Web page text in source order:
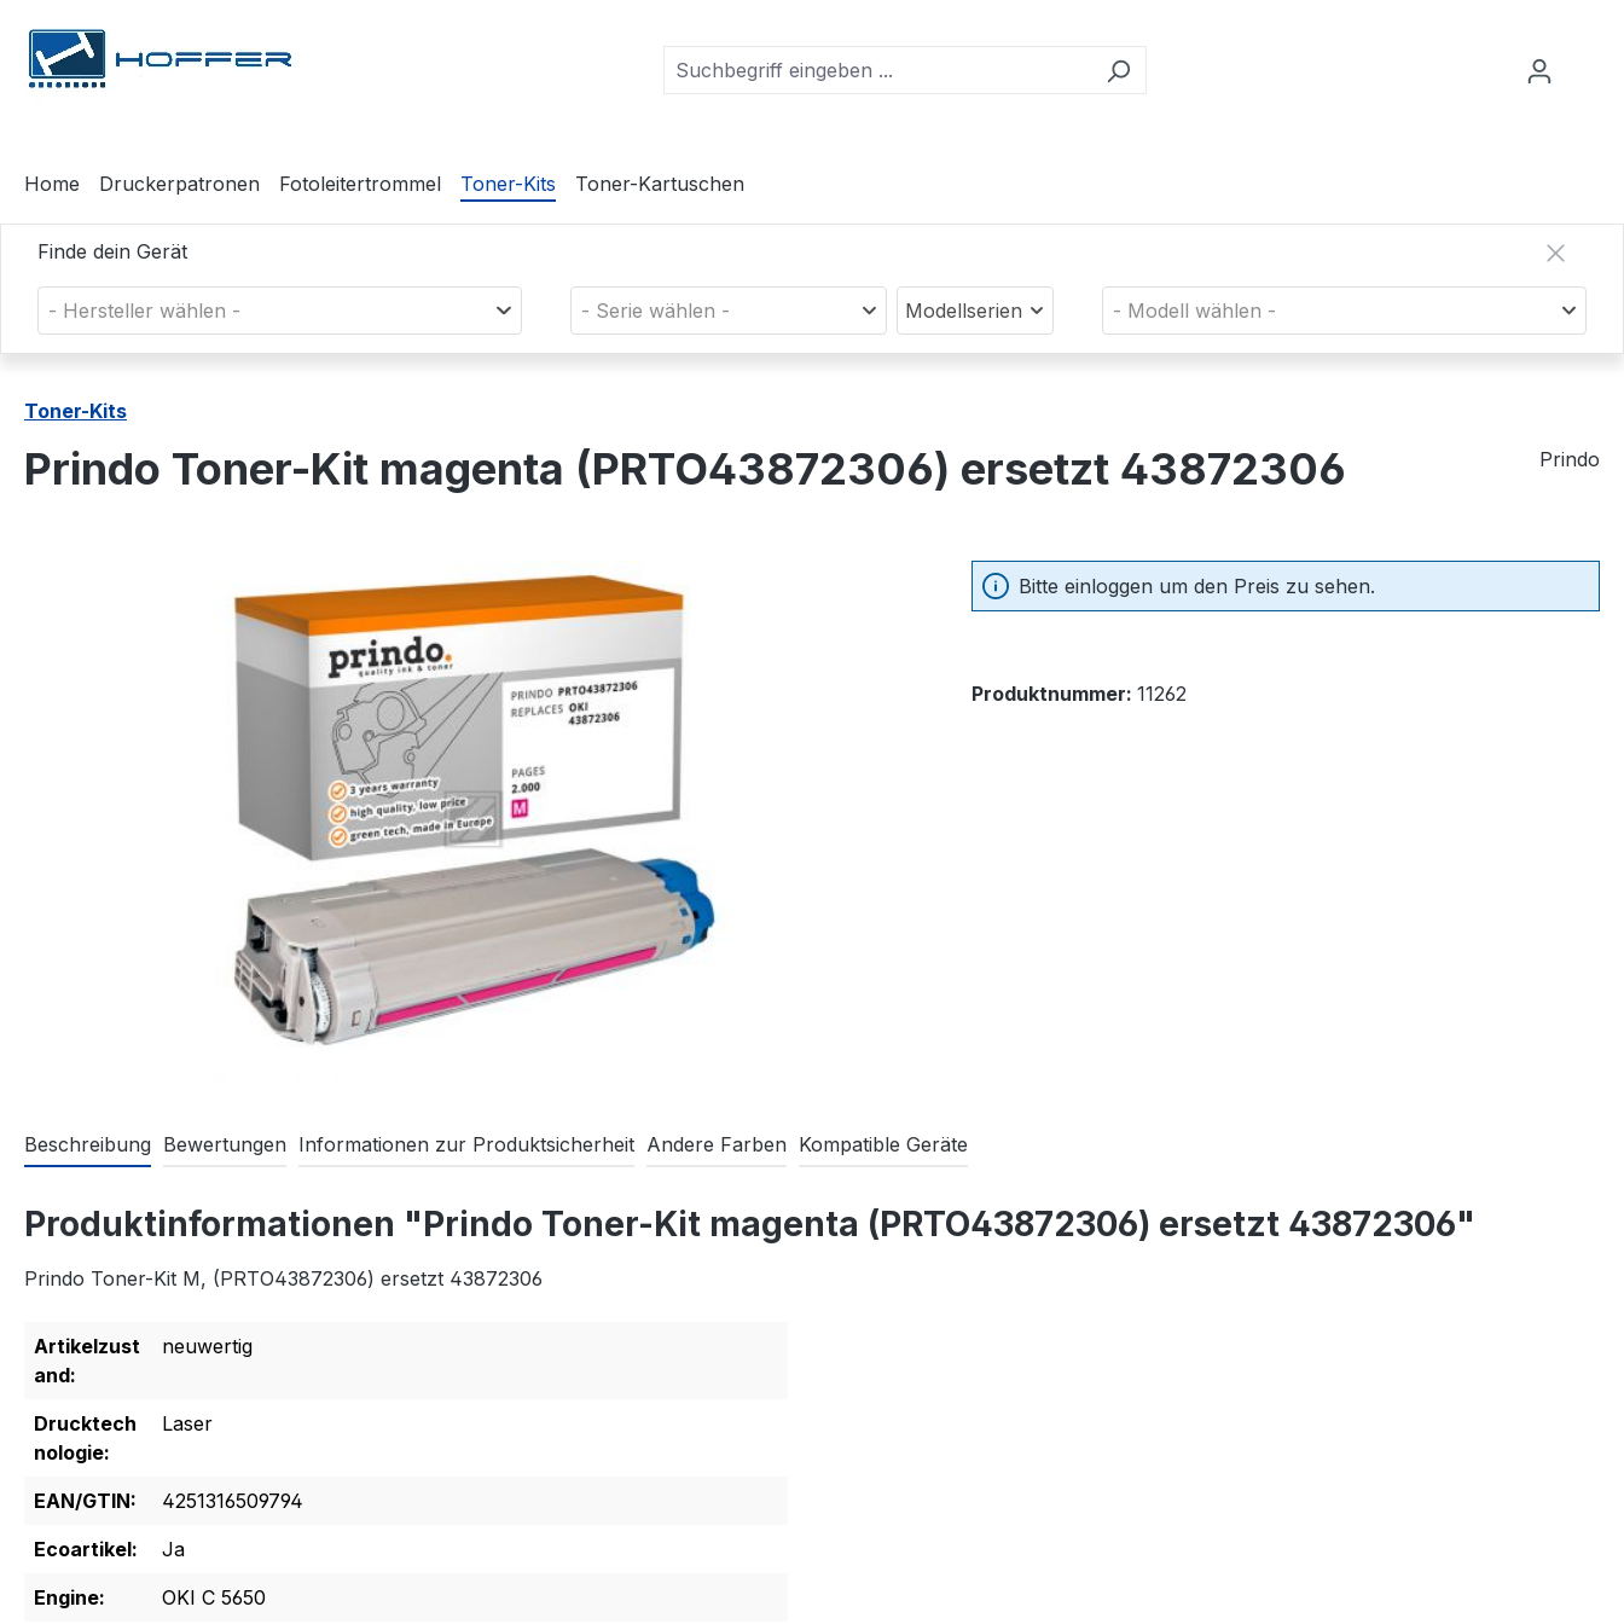
Hauptinhalt springen
Zur Suche springen
Zur Hauptnavigation springen
Home Druckerpatronen Fotoleitertrommel Toner-Kits Toner-Kartuschen
Finde dein Gerät
- Hersteller wählen - - Serie wählen - Modellserien - Modell wählen -
Toner-Kits
Prindo Toner-Kit magenta (PRTO43872306) ersetzt 43872306 Prindo
Bitte einloggen um den Preis zu sehen.
Produktnummer: 11262
Beschreibung Bewertungen Informationen zur Produktsicherheit Andere Farben Kompatible Geräte
Produktinformationen "Prindo Toner-Kit magenta (PRTO43872306) ersetzt 43872306"
Prindo Toner-Kit M, (PRTO43872306) ersetzt 43872306
Artikelzust
and:
neuwertig
Drucktech
nologie:
Laser
EAN/GTIN:
4251316509794
Ecoartikel:
Ja
Engine:
OKI C 5650